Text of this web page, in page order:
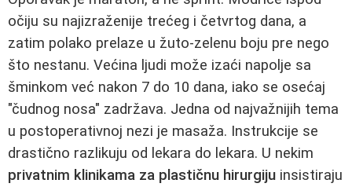
očiju su najizraženije trećeg i četvrtog dana, a
zatim polako prelaze u žuto-zelenu boju pre nego
što nestanu. Većina ljudi može izaći napolje sa
šminkom već nakon 7 do 10 dana, iako se osećaj
"čudnog nosa" zadržava. Jedna od najvažnijih tema
u postoperativnoj nezi je masaža. Instrukcije se
drastično razlikuju od lekara do lekara. U nekim
privatnim klinikama za plastičnu hirurgiju insistiraju